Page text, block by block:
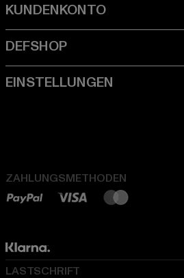
ZAHLUNGSMETHODEN
LASTSCHRIFT